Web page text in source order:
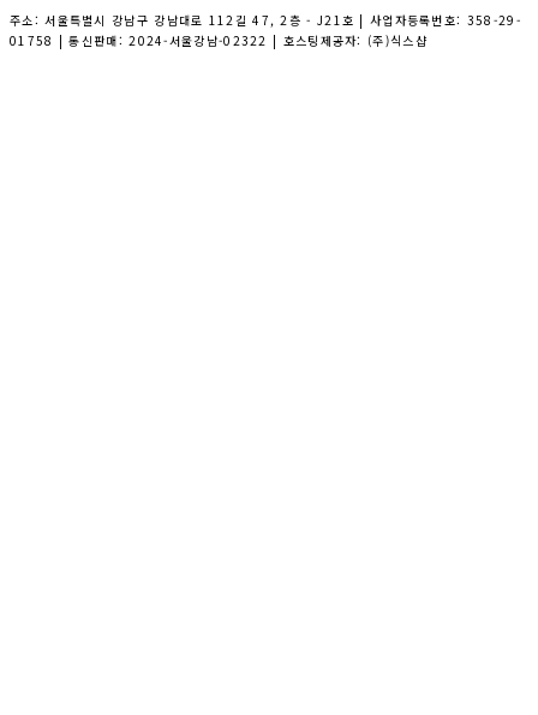
주소: 서울특별시 강남구 강남대로 112길 47, 2층 - J21호 | 사업자등록번호: 358-29-
01758 | 통신판매:2024-서울강남-02322 | 호스팅제공자: (주)식스샵